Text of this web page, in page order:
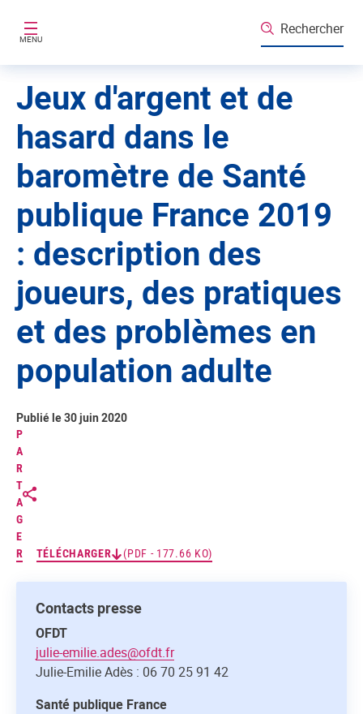
MENU
Rechercher
Jeux d'argent et de
hasard dans le
baromètre de Santé
publique France 2019
: description des
joueurs, des pratiques
et des problèmes en
population adulte
P
A
R
T
A
G
E
R
TÉLÉCHARGER (PDF - 177.66 KO)
Publié le 30 juin 2020
Contacts presse
OFDT
julie-emilie.ades@ofdt.fr
Julie-Emilie Adès : 06 70 25 91 42
Santé publique France